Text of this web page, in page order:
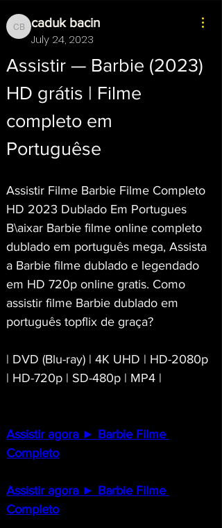
caduk bacin
caduk bacin
July 24, 2023
Assistir — Barbie (2023)
HD grátis | Filme
completo em
Portuguêse
Assistir Filme Barbie Filme Completo
HD 2023 Dublado Em Portugues
B\aixar Barbie filme online completo
dublado em português mega, Assista
a Barbie filme dublado e legendado
em HD 720p online gratis. Como
assistir filme Barbie dublado em
português topflix de graça?
| DVD (Blu-ray) | 4K UHD | HD-2080p
| HD-720p | SD-480p | MP4 |
Assistir agora ► Barbie Filme
Completo
Assistir agora ► Barbie Filme
Completo